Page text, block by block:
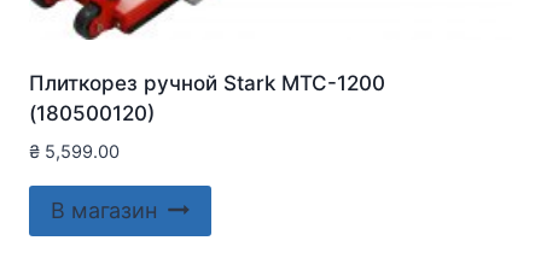
Плиткорез ручной Stark MTC-1200
(180500120)
₴ 5,599.00
В магазин